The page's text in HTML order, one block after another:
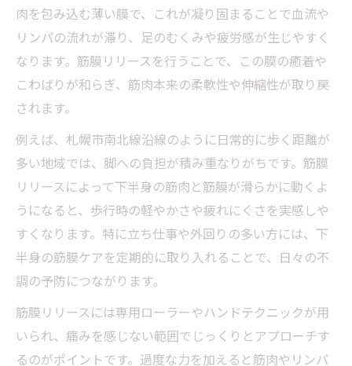
肉を包み込む薄い膜で、これが凝り固まることで血流や
リンパの流れが滞り、足のむくみや疲労感が生じやすく
なります。筋膜リリースを行うことで、この膜の癒着や
こわばりが和らぎ、筋肉本来の柔軟性や伸縮性が取り戻
されます。
例えば、札幌市南北線沿線のように日常的に歩く距離が
多い地域では、脚への負担が積み重なりがちです。筋膜
リリースによって下半身の筋肉と筋膜が滑らかに動くよ
うになると、歩行時の軽やかさや疲れにくさを実感しや
すくなります。特に立ち仕事や外回りの多い方には、下
半身の筋膜ケアを定期的に取り入れることで、日々の不
調の予防につながります。
筋膜リリースには専用ローラーやハンドテクニックが用
いられ、痛みを感じない範囲でじっくりとアプローチす
るのがポイントです。過度な力を加えると筋肉やリンパ